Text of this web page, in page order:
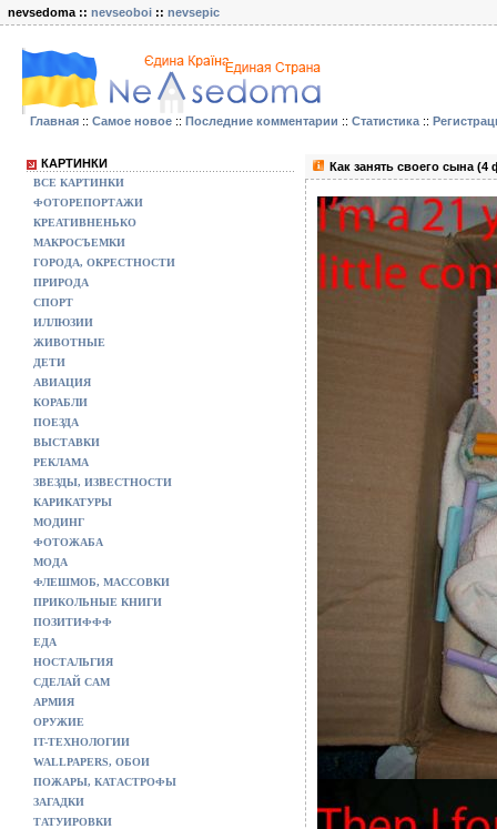
nevsedoma :: nevseoboi :: nevsepic
Главная :: Самое новое :: Последние комментарии :: Статистика ::
КАРТИНКИ
ВСЕ КАРТИНКИ
ФОТОРЕПОРТАЖИ
КРЕАТИВНЕНЬКО
МАКРОСЪЕМКИ
ГОРОДА, ОКРЕСТНОСТИ
ПРИРОДА
СПОРТ
ИЛЛЮЗИИ
ЖИВОТНЫЕ
ДЕТИ
АВИАЦИЯ
КОРАБЛИ
ПОЕЗДА
ВЫСТАВКИ
РЕКЛАМА
ЗВЕЗДЫ, ИЗВЕСТНОСТИ
КАРИКАТУРЫ
МОДИНГ
ФОТОЖАБА
МОДА
ФЛЕШМОБ, МАССОВКИ
ПРИКОЛЬНЫЕ КНИГИ
ПОЗИТИФФФ
ЕДА
НОСТАЛЬГИЯ
СДЕЛАЙ САМ
АРМИЯ
ОРУЖИЕ
IT-ТЕХНОЛОГИИ
WALLPAPERS, ОБОИ
ПОЖАРЫ, КАТАСТРОФЫ
ЗАГАДКИ
ТАТУИРОВКИ
Как занять своего сына (4